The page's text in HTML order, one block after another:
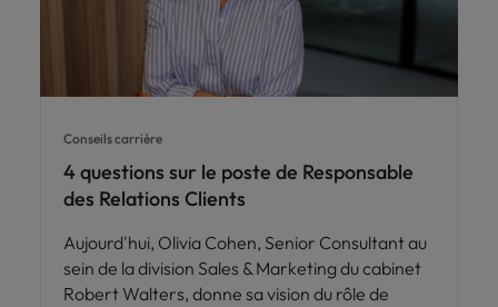
Conseils carrière
4 questions sur le poste de Responsable
des Relations Clients
Aujourd'hui, Olivia Cohen, Senior Consultant au
sein de la division Sales & Marketing du cabinet
Robert Walters, donne sa vision du rôle de